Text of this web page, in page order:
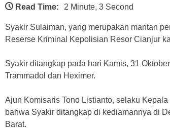
Read Time: 2 Minute, 3 Second
Syakir Sulaiman, yang merupakan mantan
Reserse Kriminal Kepolisian Resor Cianjur
Syakir ditangkap pada hari Kamis, 31
Trammadol dan Heximer.
Ajun Komisaris Tono Listianto, selaku
bahwa Syakir ditangkap di kediamannya di
Barat.